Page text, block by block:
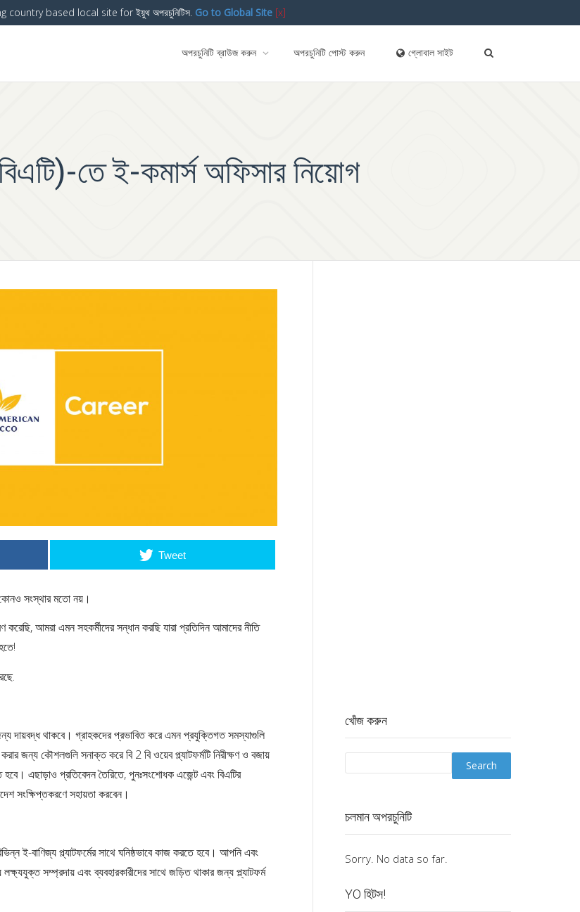
অপরচুনিটি ব্রাউজ করুন অপরচুনিটি পোস্ট করুন গ্লোবাল সাইট
তে ই-কমার্স অফিসার নিয়োগ
Tweet
সংস্থার মতো নয়।
করেছি, আমরা এমন সহকর্মীদের সন্ধান করছি যারা প্রতিদিন আমাদের নীতি
দায়বদ্ধ থাকবে। গ্রাহকদের প্রভাবিত করে এমন প্রযুক্তিগত সমস্যাগুলি
জন্য কৌশলগুলি সনাক্ত করে বি 2 বি ওয়েব প্ল্যাটফর্মটি নিরীক্ষণ ও বজায়
এছাড়াও প্রতিবেদন তৈরিতে, পুনঃসংশোধক এজেন্ট এবং বিএটির
সংক্ষিপ্তকরণে সহায়তা করবেন।
ই-বাণিজ্য প্ল্যাটফর্মের সাথে ঘনিষ্ঠভাবে কাজ করতে হবে। আপনি এবং
লক্ষ্যযুক্ত সম্প্রদায় এবং ব্যবহারকারীদের সাথে জড়িত থাকার জন্য প্ল্যাটফর্ম
খোঁজ করুন
চলমান অপরচুনিটি
Sorry. No data so far.
YO হিটস!
country based local site for ইয়ুথ অপরচুনিটিস. Go to Global Site [x]